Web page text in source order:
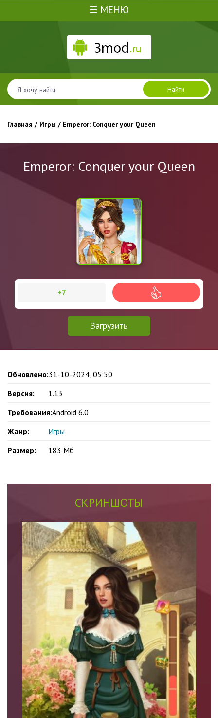
☰ МЕНЮ
Найти
Главная / Игры / Emperor: Conquer your Queen
Emperor: Conquer your Queen
Загрузить
+7
Обновлено:31-10-2024, 05:50
Версия:
1.13
Требования:Android 6.0
Жанр:
Игры
Размер:
183 Мб
СКРИНШОТЫ